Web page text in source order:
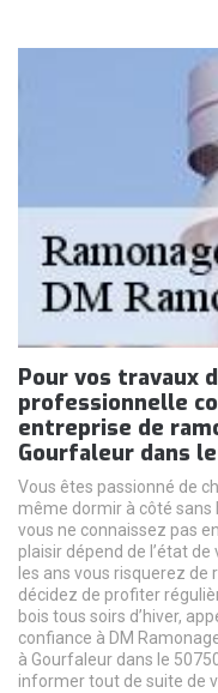
Pour vos travaux
professionnelle
entreprise de
Gourfaleur dans
Vous êtes passionné de
même dormir à côté sans
vous ne connaissez pas
plaisir dépend de l’état
les ans vous risquerez
décidez de profiter
bois tous soirs d’hiver,
confiance à DM
à Gourfaleur dans le
informer tout de suite de